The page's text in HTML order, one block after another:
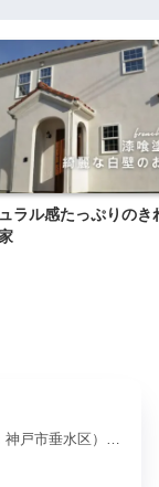
ラル感たっぷりのき
戸市垂水区）…